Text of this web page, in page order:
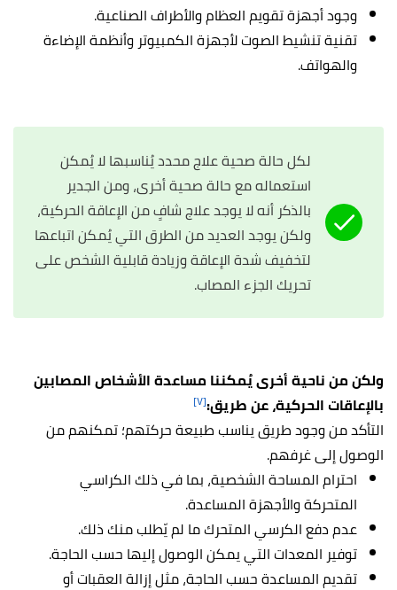
وجود أجهزة تقويم العظام والأطراف الصناعية.
تقنية تنشيط الصوت لأجهزة الكمبيوتر وأنظمة الإضاءة
والهواتف.
لكل حالة صحية علاج محدد يُناسبها لا يُمكن
استعماله مع حالة صحية أخرى، ومن الجدير
بالذكر أنه لا يوجد علاج شافٍ من الإعاقة الحركية،
ولكن يوجد العديد من الطرق التي يُمكن اتباعها
لتخفيف شدة الإعاقة وزيادة قابلية الشخص على
تحريك الجزء المصاب.
ولكن من ناحية أخرى يُمكننا مساعدة الأشخاص المصابين
بالإعاقات الحركية، عن طريق:[٧]
التأكد من وجود طريق يناسب طبيعة حركتهم؛ تمكنهم من
الوصول إلى غرفهم.
احترام المساحة الشخصية، بما في ذلك الكراسي
المتحركة والأجهزة المساعدة.
عدم دفع الكرسي المتحرك ما لم يّطلب منك ذلك.
توفير المعدات التي يمكن الوصول إليها حسب الحاجة.
تقديم المساعدة حسب الحاجة، مثل إزالة العقبات أو